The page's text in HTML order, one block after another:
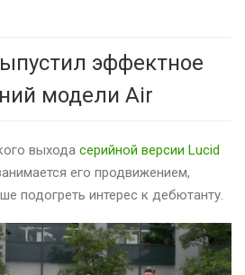
эффектное
модели Air
выхода серийной версии Lucid
его продвижением,
подогреть интерес к дебютанту.